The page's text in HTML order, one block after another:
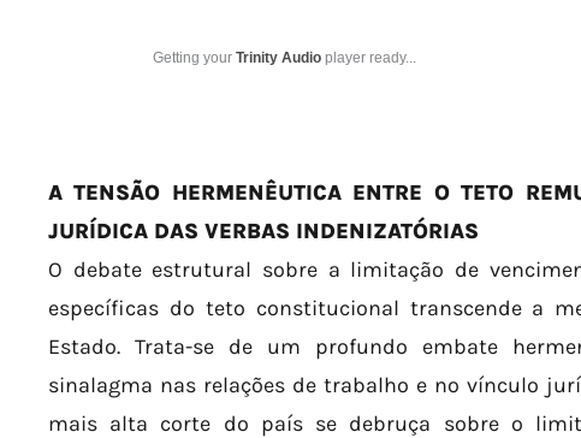
Getting your Trinity Audio player ready...
A TENSÃO HERMENÊUTICA ENTRE O TETO
JURÍDICA DAS VERBAS INDENIZATÓRIAS
O debate estrutural sobre a limitação de
específicas do teto constitucional transcende a
Estado. Trata-se de um profundo embate
sinalagma nas relações de trabalho e no vínculo
mais alta corte do país se debruça sobre o